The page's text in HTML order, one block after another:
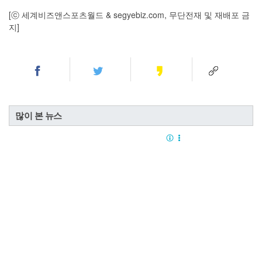
[ⓒ 세계비즈앤스포츠월드 & segyebiz.com, 무단전재 및 재배포 금
지]
많이 본 뉴스